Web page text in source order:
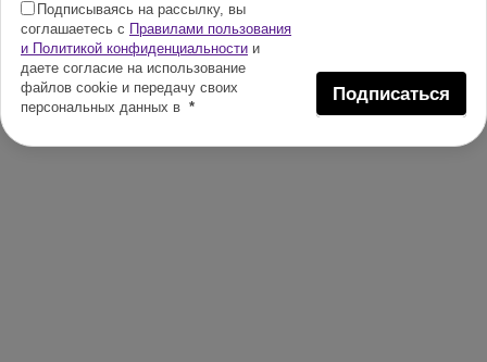
Подписываясь на рассылку, вы
соглашаетесь с Правилами пользования
и Политикой конфиденциальности и
даете согласие на использование
файлов cookie и передачу своих
персональных данных в *
Подписаться